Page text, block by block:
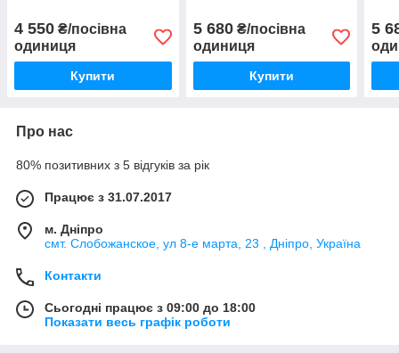
4 550 ₴/посівна
одиниця
Купити
5 680₴/посівна
одиниця
Купити
5
Про нас
80% позитивних з 5 відгуків за рік
Працює з 31.07.2017
м. Дніпро
смт. Слобожанское, ул 8-е марта, 23 , Дніпро, Україна
Контакти
Сьогодні працює з 09:00 до 18:00
Показати весь графік роботи